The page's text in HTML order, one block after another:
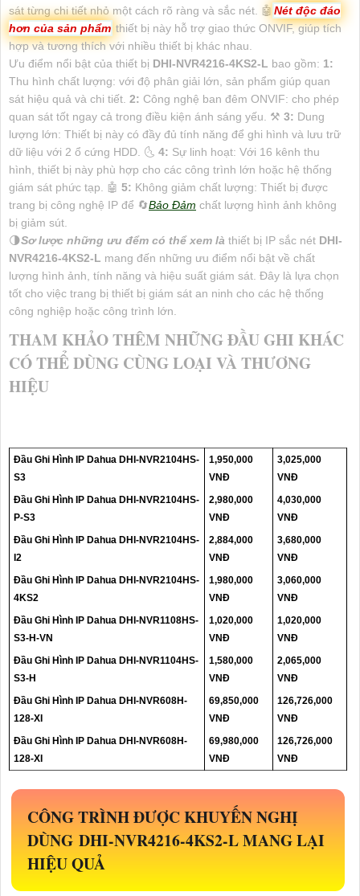
sát từng chi tiết nhỏ một cách rõ ràng và sắc nét. 🤖️ Nét độc đáo
hơn của sản phẩm thiết bị này hỗ trợ giao thức ONVIF, giúp tích
hợp và tương thích với nhiều thiết bị khác nhau.
Ưu điểm nổi bật của thiết bị DHI-NVR4216-4KS2-L bao gồm: 1:
Thu hình chất lượng: với độ phân giải lớn, sản phẩm giúp quan
sát hiệu quả và chi tiết. 2: Công nghệ ban đêm ONVIF: cho phép
quan sát tốt ngay cả trong điều kiện ánh sáng yếu. ⚒ 3: Dung
lượng lớn: Thiết bị này có đầy đủ tính năng để ghi hình và lưu trữ
dữ liệu với 2 ổ cứng HDD. 🌜 4: Sự linh hoạt: Với 16 kênh thu
hình, thiết bị này phù hợp cho các công trình lớn hoặc hệ thống
giám sát phức tạp. 🤖️ 5: Không giảm chất lượng: Thiết bị được
trang bị công nghệ IP để 🔄Bảo Đảm chất lượng hình ảnh không
bị giảm sút.
🌗Sơ lược những ưu đểm có thể xem là thiết bị IP sắc nét DHI-
NVR4216-4KS2-L mang đến những ưu điểm nổi bật về chất
lượng hình ảnh, tính năng và hiệu suất giám sát. Đây là lựa chọn
tốt cho việc trang bị thiết bị giám sát an ninh cho các hệ thống
công nghiệp hoặc công trình lớn.
THAM KHẢO THÊM NHỮNG ĐẦU GHI KHÁC
CÓ THỂ DÙNG CÙNG LOẠI VÀ THƯƠNG
HIỆU
Đầu Ghi Hình IP Dahua DHI-NVR2104HS-
S3
1,950,000
VNĐ
3,025,000
VNĐ
Đầu Ghi Hình IP Dahua DHI-NVR2104HS-
P-S3
2,980,000
VNĐ
4,030,000
VNĐ
Đầu Ghi Hình IP Dahua DHI-NVR2104HS-
I2
2,884,000
VNĐ
3,680,000
VNĐ
Đầu Ghi Hình IP Dahua DHI-NVR2104HS-
4KS2
1,980,000
VNĐ
3,060,000
VNĐ
Đầu Ghi Hình IP Dahua DHI-NVR1108HS-
S3-H-VN
1,020,000
VNĐ
1,020,000
VNĐ
Đầu Ghi Hình IP Dahua DHI-NVR1104HS-
S3-H
1,580,000
VNĐ
2,065,000
VNĐ
Đầu Ghi Hình IP Dahua DHI-NVR608H-
128-XI
69,850,000
VNĐ
126,726,000
VNĐ
Đầu Ghi Hình IP Dahua DHI-NVR608H-
128-XI
69,980,000
VNĐ
126,726,000
VNĐ
CÔNG TRÌNH ĐƯỢC KHUYẾN NGHỊ
DÙNG DHI-NVR4216-4KS2-LMANG LẠI
HIỆU QUẢ